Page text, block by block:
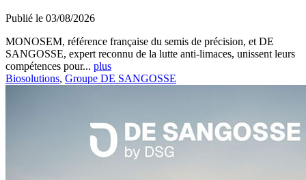
Publié le 03/08/2026
MONOSEM, référence française du semis de précision, et DE
SANGOSSE, expert reconnu de la lutte anti-limaces, unissent leurs
compétences pour... plus
Biosolutions, Groupe DE SANGOSSE